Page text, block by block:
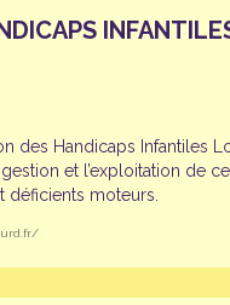
des Handicaps Infantiles
et l’exploitation de
déficients moteurs.